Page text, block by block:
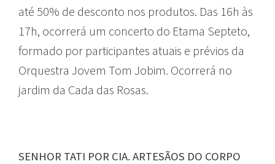
até 50% de desconto nos produtos. Das 16h às
17h, ocorrerá um concerto do Etama Septeto,
formado por participantes atuais e prévios da
Orquestra Jovem Tom Jobim. Ocorrerá no
jardim da Cada das Rosas.
SENHOR TATI POR CIA. ARTESÃOS DO CORPO